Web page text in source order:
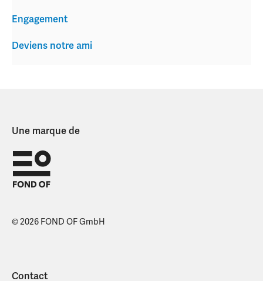
Engagement
Deviens notre ami
Une marque de
© 2026 FOND OF GmbH
Contact